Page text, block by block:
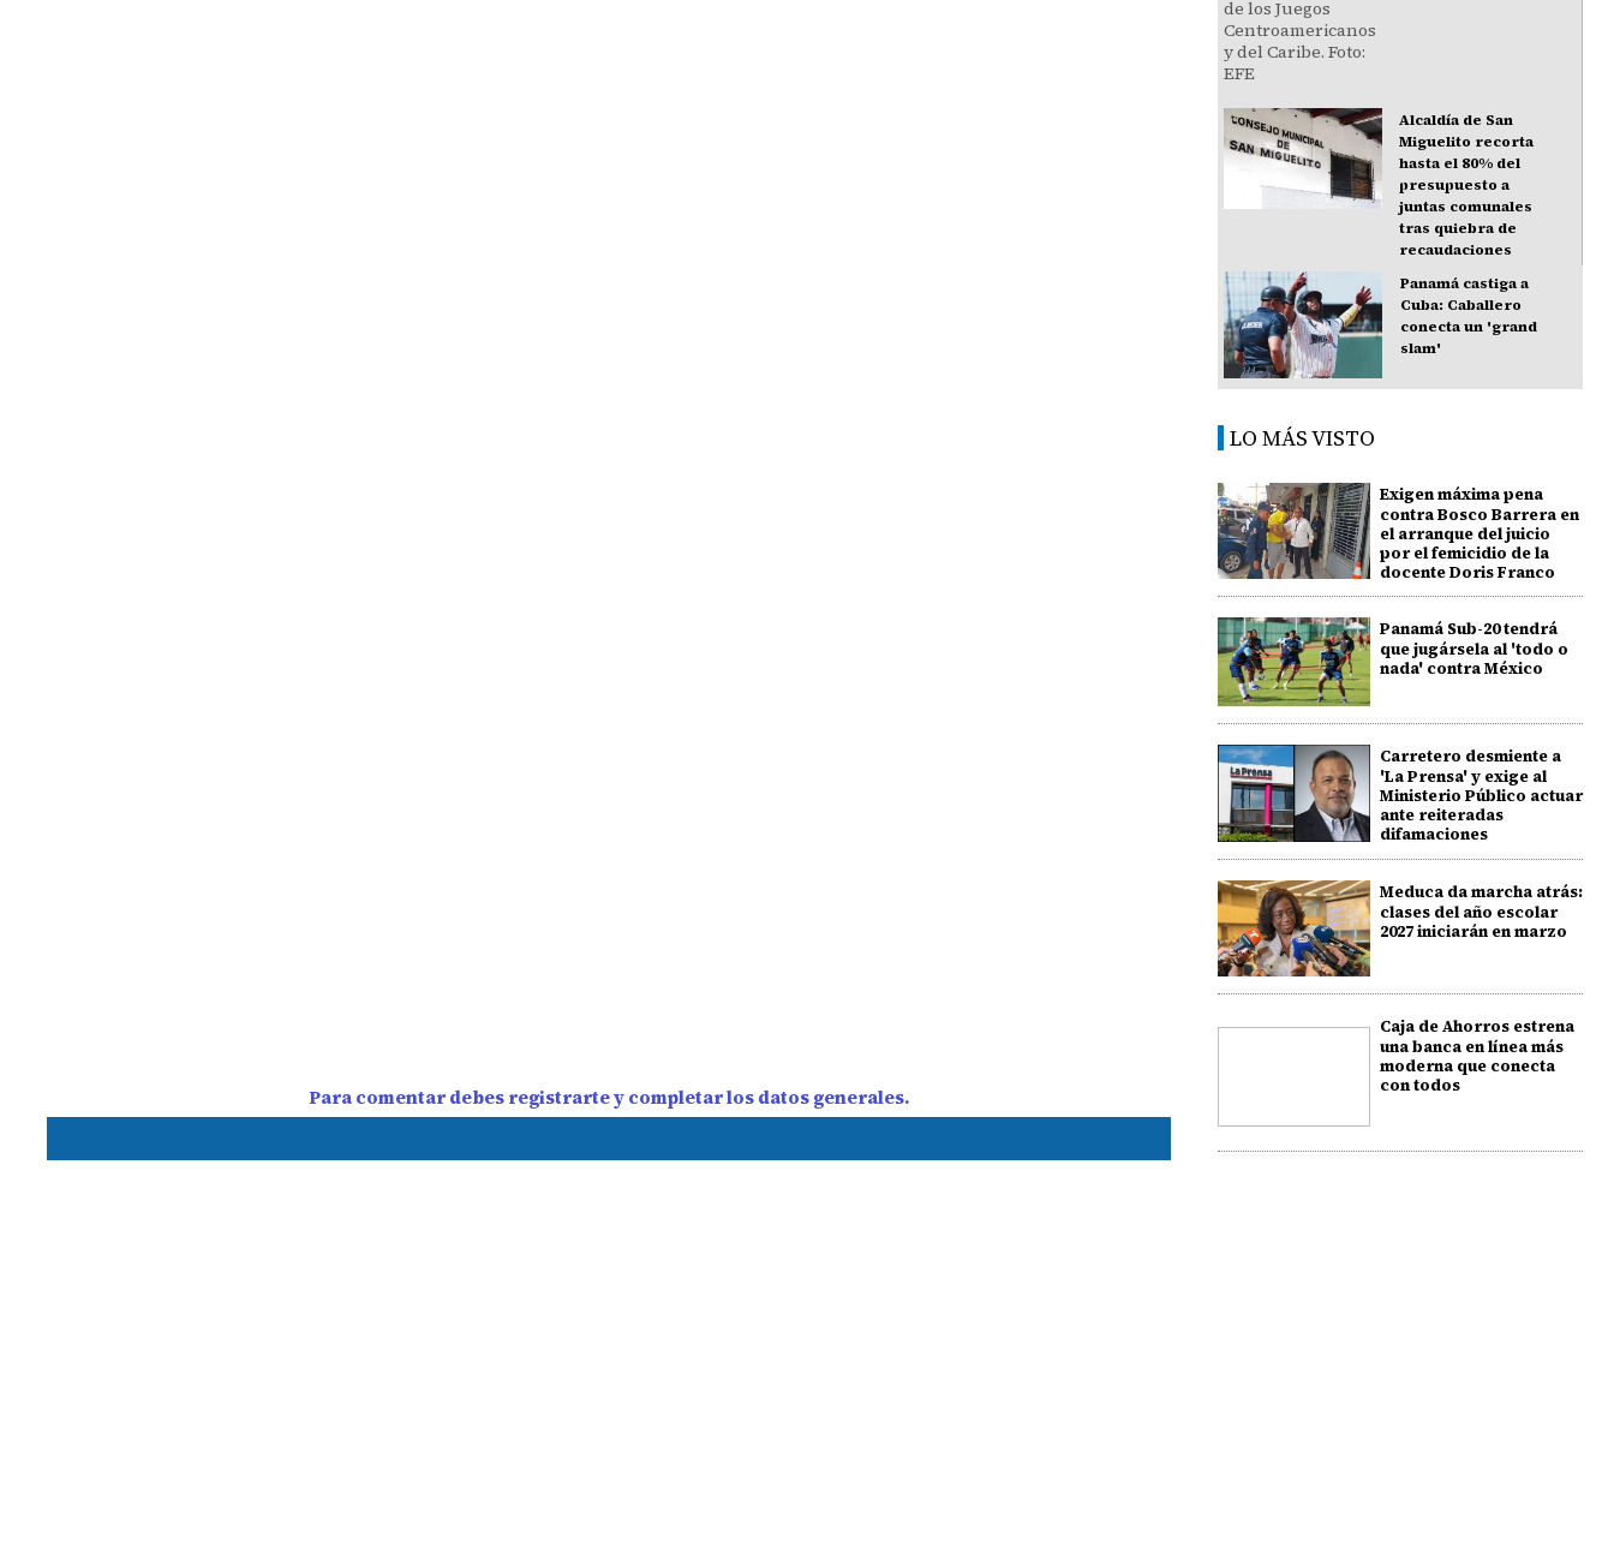
Para comentar debes registrarte y completar los datos generales.
Alcaldía de San
Miguelito recorta
hasta el 80% del
presupuesto a
juntas comunales
tras quiebra de
recaudaciones
Panamá castiga a
Cuba: Caballero
conecta un 'grand
slam'
LO MÁS VISTO
Exigen máxima pena
contra Bosco Barrera en
el arranque del juicio
por el femicidio de la
docente Doris Franco
Panamá Sub-20 tendrá
que jugársela al 'todo o
nada' contra México
Carretero desmiente a
'La Prensa' y exige al
Ministerio Público actuar
ante reiteradas
difamaciones
Meduca da marcha atrás:
clases del año escolar
2027 iniciarán en marzo
Caja de Ahorros estrena
una banca en línea más
moderna que conecta
con todos